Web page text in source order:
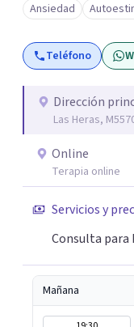
Ansiedad
Teléfono
Dirección
Las Heras,
Online
Terapia online
Servicios y
Consulta para
Mañana